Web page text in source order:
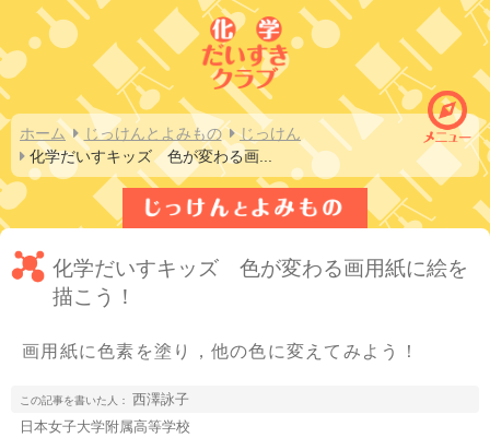
ホーム じっけんとよみもの
じっけん
化学だいすキッズ　色が変わる画
化学だいすキッズ 色が変わる画用紙に絵を
描こう！
画用紙に色素を塗り，他の色に変えてみよう！
この記事を書いた人： 西澤詠子
日本女子大学附属高等学校